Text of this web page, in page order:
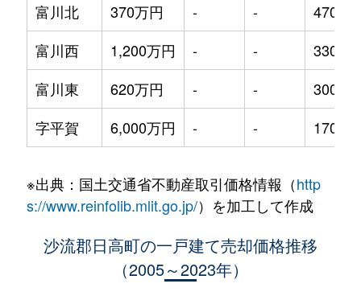
富川北
370万円 - -
470m²
富川西
1,200万円 - -
330m²
富川東
620万円 - -
300m²
字平賀
6,000万円 - -
※出典：国土交通省不動産取引価格情報（http
s://www.reinfolib.mlit.go.jp/）を加工して作成
沙流郡日高町の一戸建て売却価格推移
（2005～2023年）